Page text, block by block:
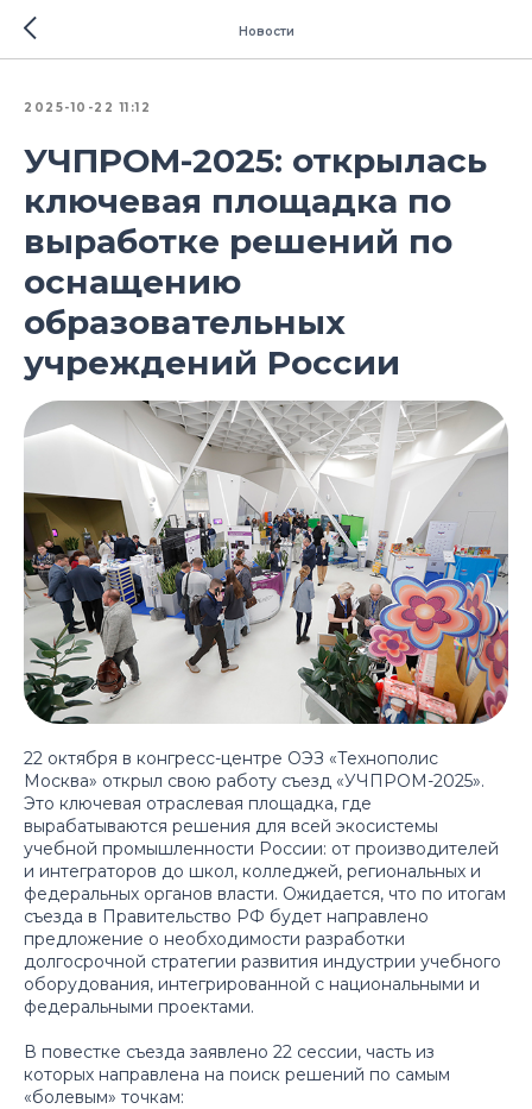
Новости
2025-10-22 11:12
УЧПРОМ-2025: открылась
ключевая площадка по
выработке решений по
оснащению
образовательных
учреждений России
22 октября в конгресс-центре ОЭЗ «Технополис
Москва» открыл свою работу съезд «УЧПРОМ-2025».
Это ключевая отраслевая площадка, где
вырабатываются решения для всей экосистемы
учебной промышленности России: от производителей
и интеграторов до школ, колледжей, региональных и
федеральных органов власти. Ожидается, что по итогам
съезда в Правительство РФ будет направлено
предложение о необходимости разработки
долгосрочной стратегии развития индустрии учебного
оборудования, интегрированной с национальными и
федеральными проектами.
В повестке съезда заявлено 22 сессии, часть из
которых направлена на поиск решений по самым
«болевым» точкам: